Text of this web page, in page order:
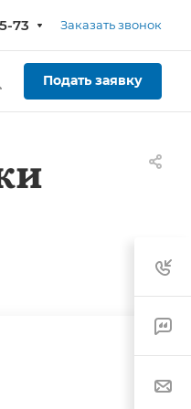
73 Заказать звонок
Подать заявку